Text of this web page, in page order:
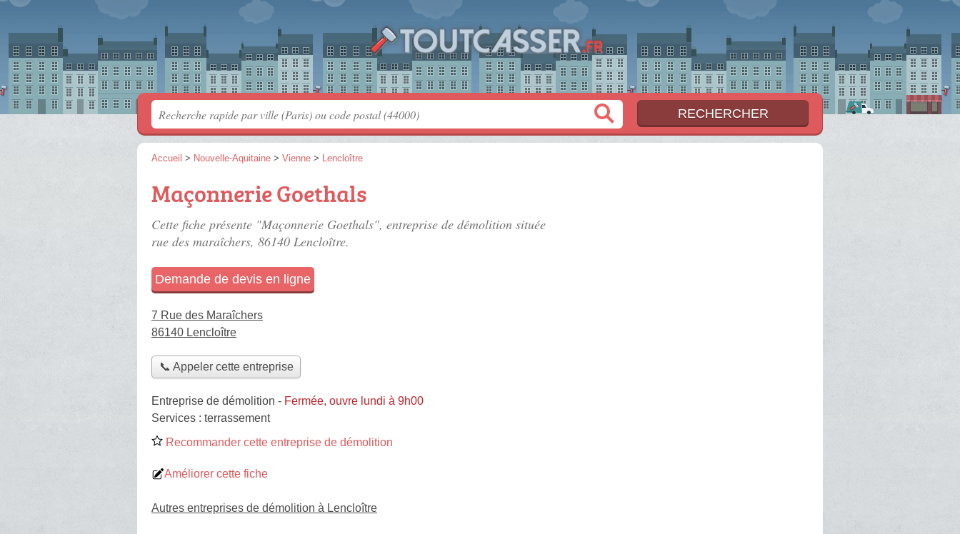
Accueil > Nouvelle-Aquitaine > Vienne > Lencloître
Maçonnerie Goethals
Cette fiche présente "Maçonnerie Goethals", entreprise de démolition située
rue des maraîchers, 86140 Lencloître.
Demande de devis en ligne
7 Rue des Maraîchers
86140 Lencloître
📞 Appeler cette entreprise
Entreprise de démolition - Fermée, ouvre lundi à 9h00
Services : terrassement
Recommander cette entreprise de démolition
Améliorer cette fiche
Autres entreprises de démolition à Lencloître